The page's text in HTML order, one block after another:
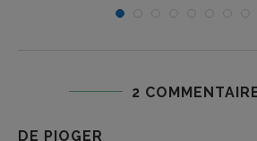
2
DE PIOGER